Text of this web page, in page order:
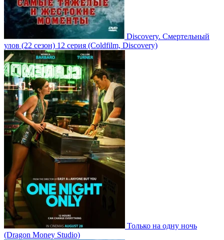
Discovery. Смертельный
улов (22 сезон) 12 серия (Coldfilm, Discovery)
Только на одну ночь
(Dragon Money Studio)